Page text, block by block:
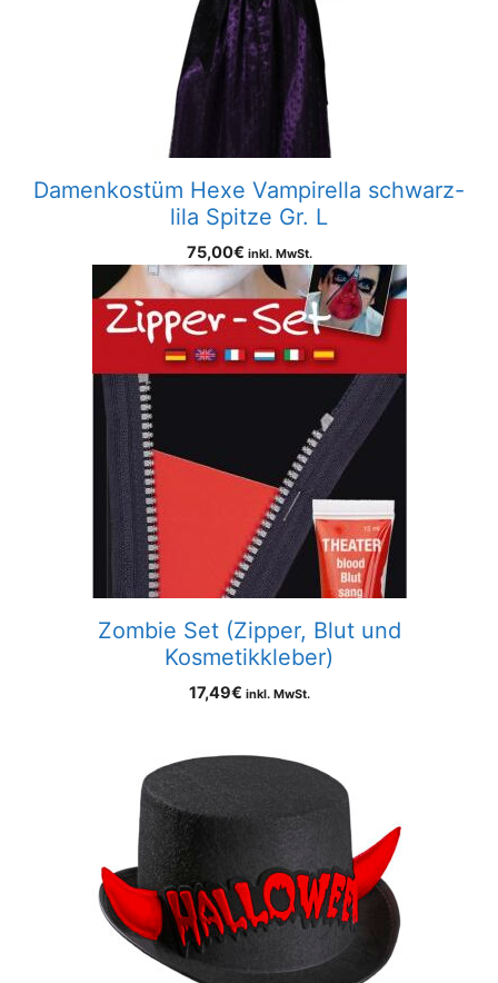
Damenkostüm Hexe Vampirella schwarz-
lila Spitze Gr. L
75,00€ inkl. MwSt.
Zombie Set (Zipper, Blut und
Kosmetikkleber)
17,49€ inkl. MwSt.